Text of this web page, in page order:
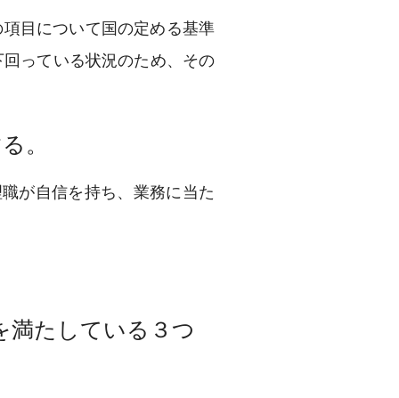
目について国の定める基準
っている状況のため、その
。
が自信を持ち、業務に当た
満たしている３つ